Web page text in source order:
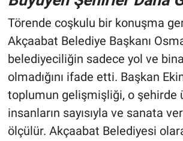
Törende coşkulu bir konuşma
Akçaabat Belediye Başkanı
belediyeciliğin sadece yol ve
olmadığını ifade etti. Başkan
toplumun gelişmişliği, o şehirde
insanların sayısıyla ve sanata
ölçülür. Akçaabat Belediyesi